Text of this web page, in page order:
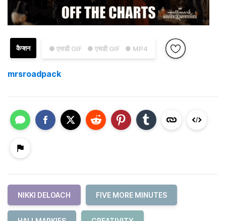
● एसडी GIF ● एचडी GIF ● MP4
कैप्शन
mrsroadpack
NIKKI DELOACH FIVE MORE MINUTES